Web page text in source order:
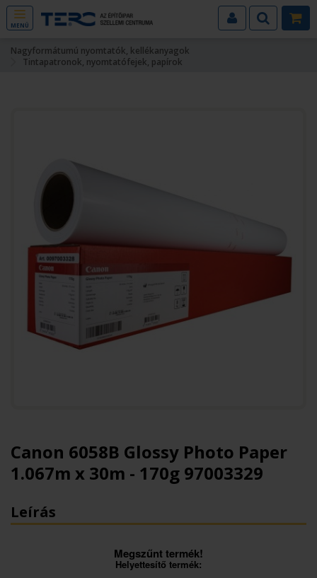
MENÜ
Nagyformátumú nyomtatók, kellékanyagok
Tintapatronok, nyomtatófejek, papírok
Canon 6058B Glossy Photo Paper
1.067m x 30m - 170g 97003329
Leírás
Megszűnt termék!
Helyettesítő termék: